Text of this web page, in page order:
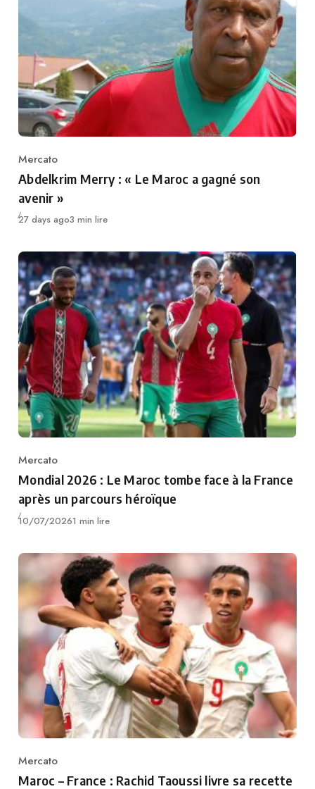
Category
Mercato
Abdelkrim Merry : « Le Maroc a gagné son
avenir »
Publié
27 days ago3 min lire
Category
Mercato
Mondial 2026 : Le Maroc tombe face à la France
après un parcours héroïque
Publié
10/07/20261 min lire
Category
Mercato
Maroc – France : Rachid Taoussi livre sa recette